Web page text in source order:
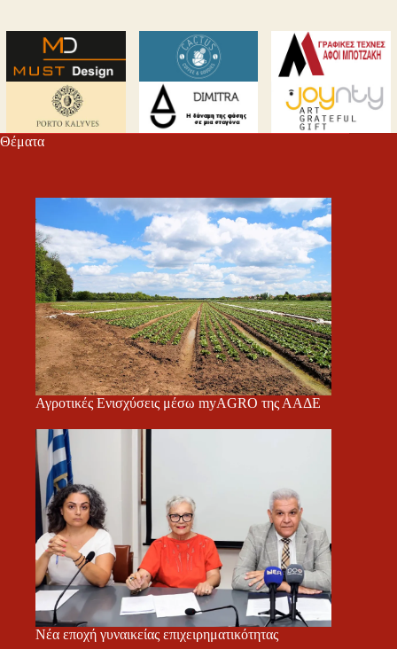
Θέματα
Αγροτικές Ενισχύσεις μέσω myAGRO της ΑΑΔΕ
Νέα εποχή γυναικείας επιχειρηματικότητας